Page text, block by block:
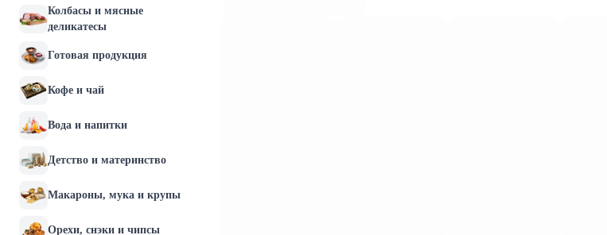
Колбасы и мясные
деликатесы
Готовая продукция
Кофе и чай
Вода и напитки
Детство и материнство
Макароны, мука и крупы
Орехи, снэки и чипсы